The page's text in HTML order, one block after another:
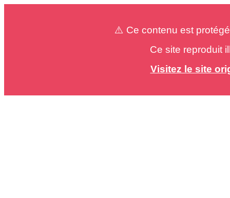
⚠️ Ce contenu est
Ce site reproduit
Visitez le site